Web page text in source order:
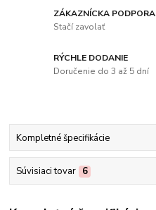
ZÁKAZNÍCKA PODPORA
Stačí zavolať
RÝCHLE DODANIE
Doručenie do 3 až 5 dní
Kompletné špecifikácie
Súvisiaci tovar 6